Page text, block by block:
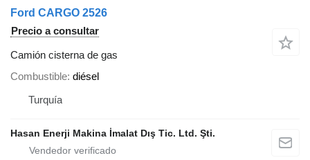
Ford CARGO 2526
Precio a consultar
Camión cisterna de gas
Combustible diésel
Turquía
Hasan Enerji Makina İmalat Dış Tic. Ltd. Şti.